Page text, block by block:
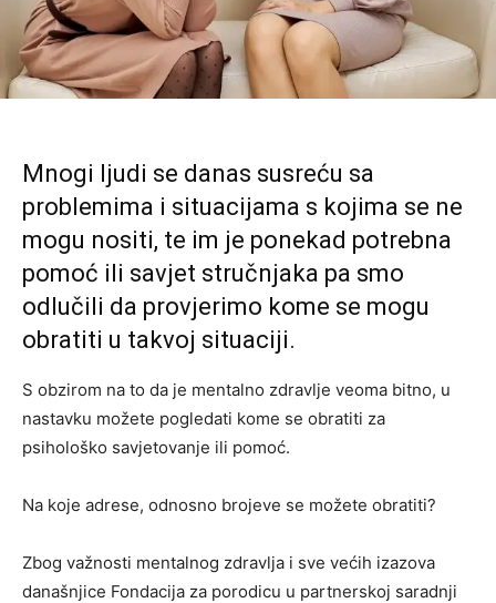
Mnogi ljudi se danas susreću sa
problemima i situacijama s kojima se ne
mogu nositi, te im je ponekad potrebna
pomoć ili savjet stručnjaka pa smo
odlučili da provjerimo kome se mogu
obratiti u takvoj situaciji.
S obzirom na to da je mentalno zdravlje veoma bitno, u
nastavku možete pogledati kome se obratiti za
psihološko savjetovanje ili pomoć.
Na koje adrese, odnosno brojeve se možete obratiti?
Zbog važnosti mentalnog zdravlja i sve većih izazova
današnjice Fondacija za porodicu u partnerskoj saradnji